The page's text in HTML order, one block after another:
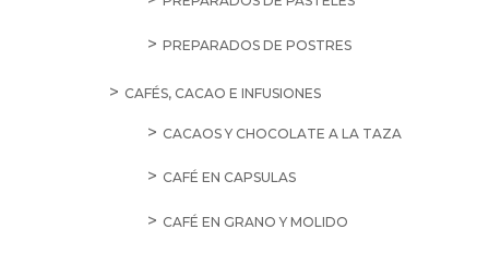
PREPARADOS DE POSTRES
CAFÉS, CACAO E INFUSIONES
CACAOS Y CHOCOLATE A LA TAZA
CAFÉ EN CAPSULAS
CAFÉ EN GRANO Y MOLIDO